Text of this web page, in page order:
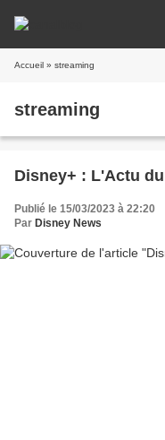
Accueil » streaming
streaming
Disney+ : L'Actu
Publié le 15/03/2023 à 22:20
Par Disney News